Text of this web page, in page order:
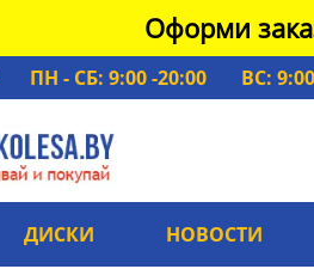
Оформи
ПН - СБ: 9:00 -20:00
ВС:
ДИСКИ НОВОСТИ